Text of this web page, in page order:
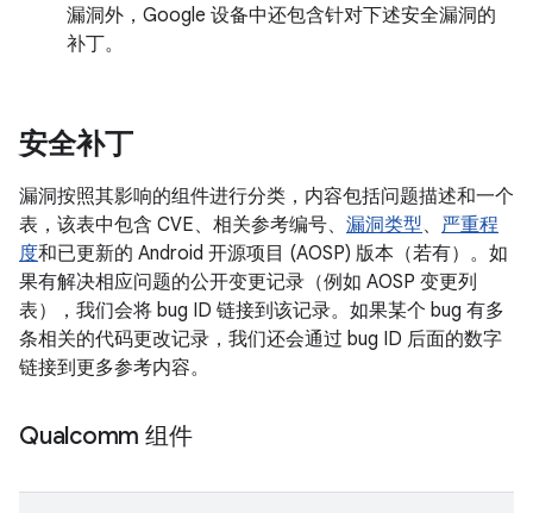
漏洞外，Google 设备中还包含针对下述安全漏洞的
补丁。
安全补丁
漏洞按照其影响的组件进行分类，内容包括问题描述和一个
表，该表中包含 CVE、相关参考编号、 漏洞类型、 严重程
度和已更新的 Android 开源项目 (AOSP) 版本（若有）。如
果有解决相应问题的公开变更记录（例如 AOSP 变更列
表），我们会将 bug ID 链接到该记录。如果某个 bug 有多
条相关的代码更改记录，我们还会通过 bug ID 后面的数字
链接到更多参考内容。
Qualcomm 组件